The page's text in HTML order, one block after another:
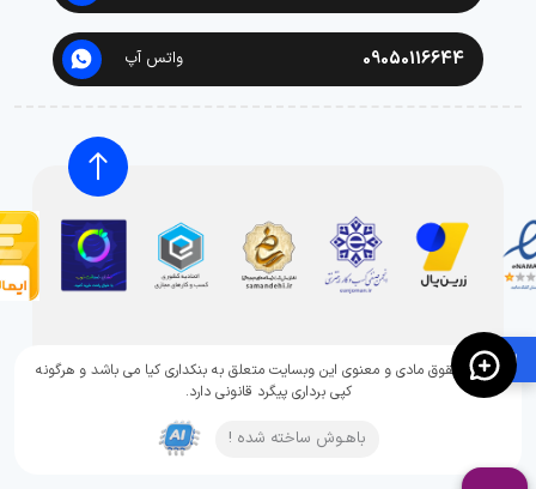
🛍️
09050116644 واتس آپ
تمامی حقوق مادی و معنوی این وبسایت متعلق به بنکداری کیا می باشد و هرگونه
کپی برداری پیگرد قانونی دارد.
باهـوش ساخته شده !